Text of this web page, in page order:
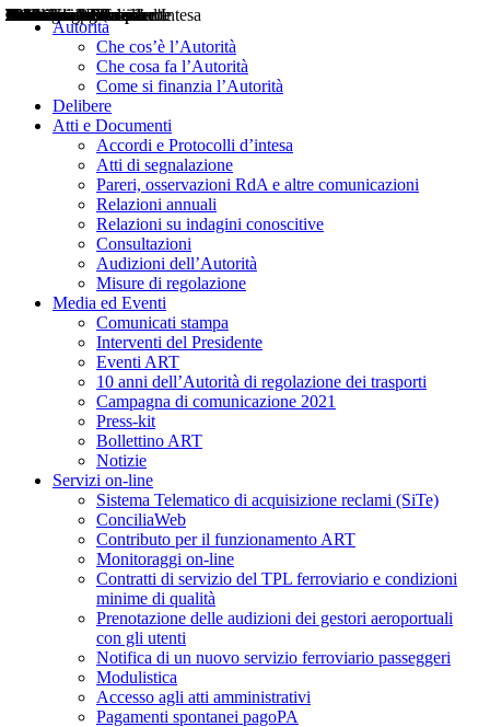
Autorità
Che cos’è l’Autorità
Che cosa fa l’Autorità
Come si finanzia l’Autorità
Delibere
Atti e Documenti
Accordi e Protocolli d’intesa
Atti di segnalazione
Pareri, osservazioni RdA e altre comunicazioni
Relazioni annuali
Relazioni su indagini conoscitive
Consultazioni
Audizioni dell’Autorità
Misure di regolazione
Media ed Eventi
Comunicati stampa
Interventi del Presidente
Eventi ART
10 anni dell’Autorità di regolazione dei trasporti
Campagna di comunicazione 2021
Press-kit
Bollettino ART
Notizie
Servizi on-line
Sistema Telematico di acquisizione reclami (SiTe)
ConciliaWeb
Contributo per il funzionamento ART
Monitoraggi on-line
Contratti di servizio del TPL ferroviario e condizioni
minime di qualità
Prenotazione delle audizioni dei gestori aeroportuali
con gli utenti
Notifica di un nuovo servizio ferroviario passeggeri
Modulistica
Accesso agli atti amministrativi
Pagamenti spontanei pagoPA
Delibere
Pareri
Consultazioni
Audizioni
Atti di Segnalazione
Accordi e Protocolli d'Intesa
Relazioni annuali
Misure di regolazione
Notizie
Comunicati Stampa
Bollettini ART
Convegni ART
Interviste del Presidente
Articoli in primo piano
Interventi del Presidente
2004
2005
2010
2013
2014
2015
2016
2017
2018
2019
202
2020
2021
2022
2023
2024
2025
2026
Aereo
Marittimo
Terrestre